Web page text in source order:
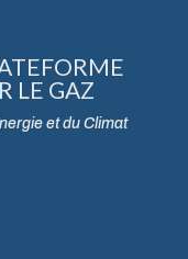
LE GAZ
et du Climat